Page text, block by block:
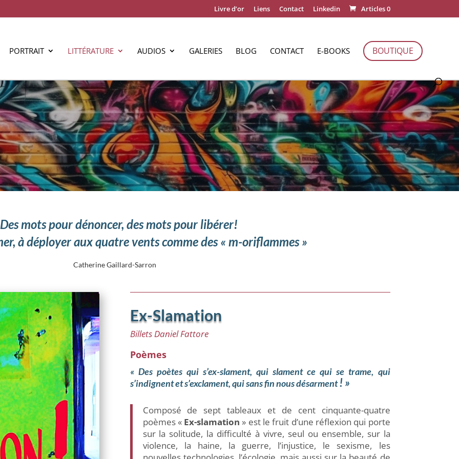
Livre d’or Liens Contact Linkedin Articles 0
PORTRAIT LITTÉRATURE AUDIOS GALERIES BLOG CONTACT E-BOOKS BOUTIQUE
mots pour dénoncer, des mots pour libérer!
à déployer aux quatre vents comme des « m-oriflammes»
Catherine Gaillard-Sarron
Ex-Slamation
Billets Daniel Fattore
Poèmes
« Des poètes qui s’ex-slament, qui slament ce qui se trame, qui
s’indignent et s’exclament, qui sans fin nous désarment! »
Composé de sept tableaux et de cent cinquante-quatre
poèmes « Ex-slamation » est le fruit d’une réflexion qui porte
sur la solitude, la difficulté à vivre, seul ou ensemble, sur la
violence, la haine, la guerre, l’injustice, le sexisme, les